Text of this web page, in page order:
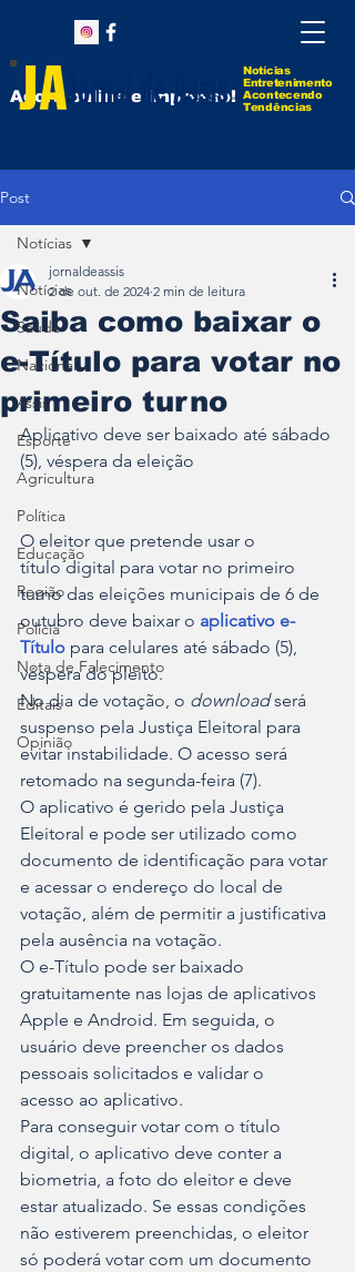
Notícias
Entretenimento
Acontecendo
Tendências
Agora online e impresso!
Post
Notícias
Saúde
Nacional
Assis
Esporte
Agricultura
Política
Educação
Região
Polícia
Nota de Falecimento
Editais
Opinião
Notícias
Saiba como baixar o
e-Título para votar no
primeiro turno
jornaldeassis
2 de out. de 2024 2 min de leitura
Aplicativo deve ser baixado até sábado
(5), véspera da eleição
O eleitor que pretende usar o
título digital para votar no primeiro
turno das eleições municipais de 6 de
outubro deve baixar o aplicativo e-
Título para celulares até sábado (5),
véspera do pleito.
No dia de votação, o download será
suspenso pela Justiça Eleitoral para
evitar instabilidade. O acesso será
retomado na segunda-feira (7).
O aplicativo é gerido pela Justiça
Eleitoral e pode ser utilizado como
documento de identificação para votar
e acessar o endereço do local de
votação, além de permitir a justificativa
pela ausência na votação.
O e-Título pode ser baixado
gratuitamente nas lojas de aplicativos
Apple e Android. Em seguida, o
usuário deve preencher os dados
pessoais solicitados e validar o
acesso ao aplicativo.
Para conseguir votar com o título
digital, o aplicativo deve conter a
biometria, a foto do eleitor e deve
estar atualizado. Se essas condições
não estiverem preenchidas, o eleitor
só poderá votar com um documento